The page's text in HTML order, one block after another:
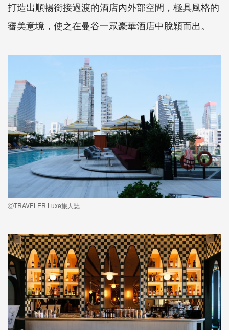
打造出順暢銜接過渡的酒店內外部空間，極具風格的
審美意境，使之在曼谷一眾豪華酒店中脫穎而出。
ⓒTRAVELER Luxe旅人誌